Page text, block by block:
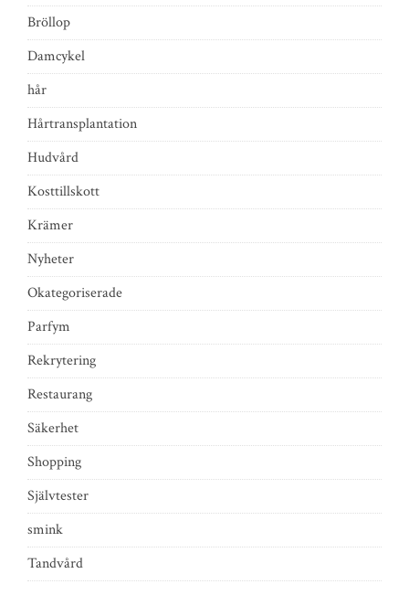
Bröllop
Damcykel
hår
Hårtransplantation
Hudvård
Kosttillskott
Krämer
Nyheter
Okategoriserade
Parfym
Rekrytering
Restaurang
Säkerhet
Shopping
Självtester
smink
Tandvård